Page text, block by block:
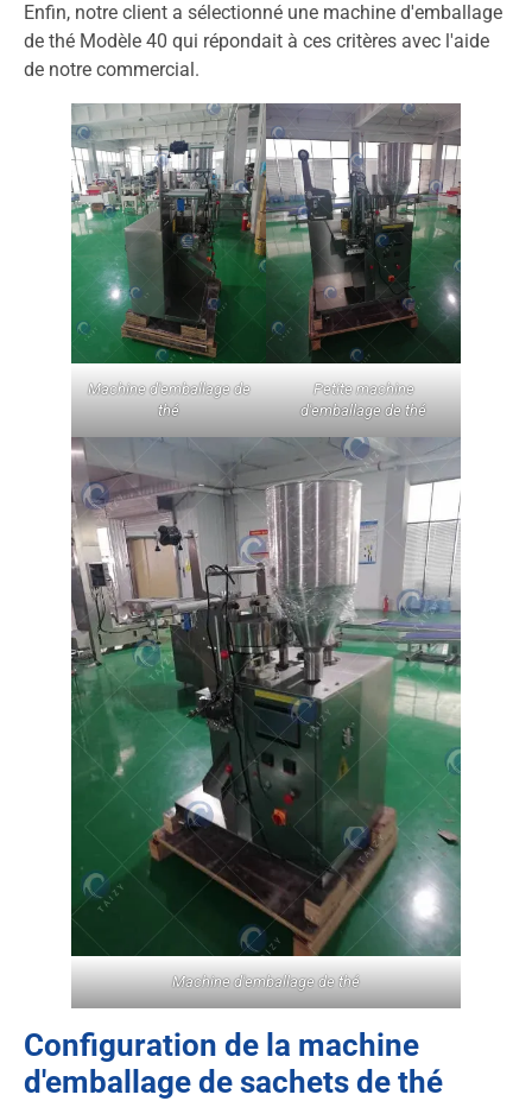
Enfin, notre client a sélectionné une machine d'emballage
de thé Modèle 40 qui répondait à ces critères avec l'aide
de notre commercial.
Machine d'emballage de
thé
Petite machine
d'emballage de thé
Machine d'emballage de thé
Configuration de la machine
d'emballage de sachets de thé